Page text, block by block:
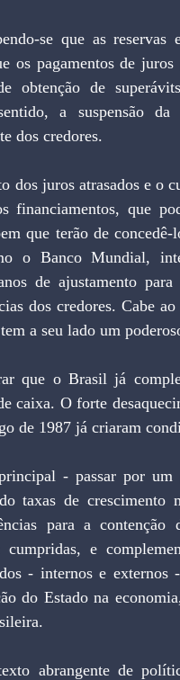
se que as
os pagamentos de
obtenção de
a suspensão
dos credores.
dos juros atrasados e o
financiamentos, que
que terão de
o Banco Mundial,
de ajustamento
dos credores. Cabe
a seu lado um
que o Brasil já
caixa. O forte
de 1987 já criaram
- passar por um
taxas de crescimento
para a
cumpridas, e
- internos e
do Estado na
abrangente de